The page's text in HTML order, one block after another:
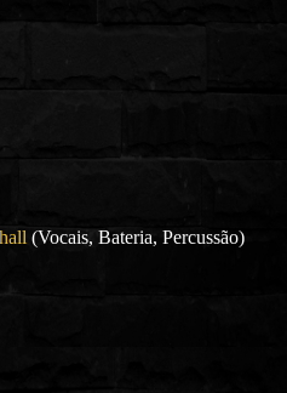
(Vocais, Bateria, Percussão)